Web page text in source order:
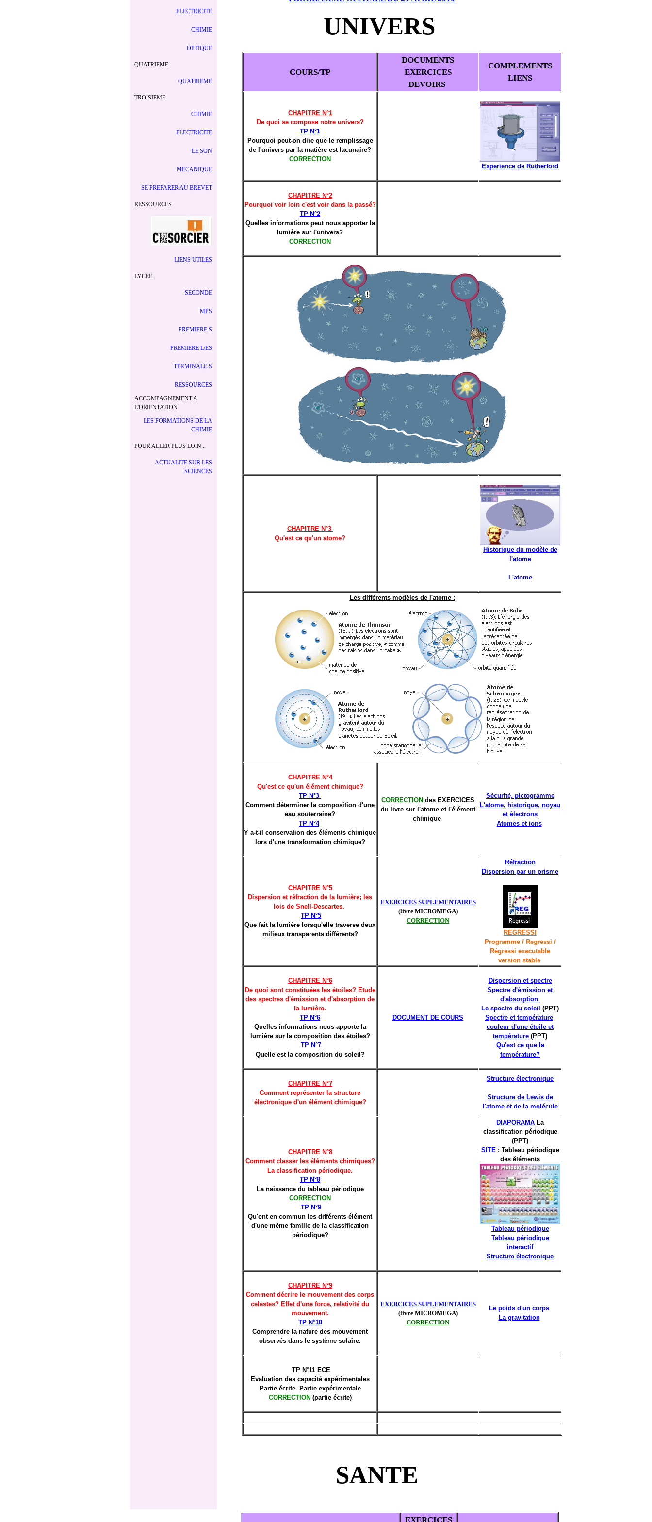
ELECTRICITE
CHIMIE
OPTIQUE
QUATRIEME
QUATRIEME
TROISIEME
CHIMIE
ELECTRICITE
LE SON
MECANIQUE
SE PREPARER AU BREVET
RESSOURCES
LIENS UTILES
LYCEE
SECONDE
MPS
PREMIERE S
PREMIERE L/ES
TERMINALE S
RESSOURCES
ACCOMPAGNEMENT A
L'ORIENTATION
LES FORMATIONS DE LA
CHIMIE
POUR ALLER PLUS LOIN...
ACTUALITE SUR LES
SCIENCES
UNIVERS
COURS/TP
DOCUMENTS
EXERCICES
DEVOIRS
COMPLEMENTS
LIENS
CHAPITRE N°1
De quoi se compose notre univers?
TP N°1
Pourquoi peut-on dire que le remplissage
de l'univers par la matière est lacunaire?
CORRECTION
Experience de Rutherford
CHAPITRE N°2
Pourquoi voir loin c'est voir dans la passé?
TP N°2
Quelles informations peut nous apporter la
lumière sur l'univers?
CORRECTION
CHAPITRE N°3
Qu'est ce qu'un atome?
Historique du modèle de
l'atome
L'atome
Les différents modèles de l'atome :
CHAPITRE N°4
Qu'est ce qu'un élément chimique?
TP N°3
Comment déterminer la composition d'une
eau souterraine?
TP N°4
Y a-t-il conservation des éléments chimique
lors d'une transformation chimique?
CORRECTION des EXERCICES
du livre sur l'atome et l'élément
chimique
Sécurité, pictogramme
L'atome, historique, noyau
et électrons
Atomes et ions
CHAPITRE N°5
Dispersion et réfraction de la lumière; les
lois de Snell-Descartes.
TP N°5
Que fait la lumière lorsqu'elle traverse deux
milieux transparents différents?
EXERCICES SUPLEMENTAIRES
(livre MICROMEGA)
CORRECTION
Réfraction
Dispersion par un prisme
REGRESSI
Programme / Regressi /
Régressi executable
version stable
CHAPITRE N°6
De quoi sont constituées les étoiles? Etude
des spectres d'émission et d'absorption de
la lumière.
TP N°6
Quelles informations nous apporte la
lumière sur la composition des étoiles?
TP N°7
Quelle est la composition du soleil?
DOCUMENT DE COURS
Dispersion et spectre
Spectre d'émission et
d'absorption
Le spectre du soleil (PPT)
Spectre et température
couleur d'une étoile et
température (PPT)
Qu'est ce que la
température?
CHAPITRE N°7
Comment représenter la structure
électronique d'un élément chimique?
Structure électronique
Structure de Lewis de
l'atome et de la molécule
CHAPITRE N°8
Comment classer les éléments chimiques?
La classification périodique.
TP N°8
La naissance du tableau périodique
CORRECTION
TP N°9
Qu'ont en commun les différents élément
d'une même famille de la classification
périodique?
DIAPORAMA La
classification périodique
(PPT)
SITE: Tableau périodique
des éléments
Tableau périodique
Tableau périodique
interactif
Structure électronique
CHAPITRE N°9
Comment décrire le mouvement des corps
celestes? Effet d'une force, relativité du
mouvement.
TP N°10
Comprendre la nature des mouvement
observés dans le système solaire.
EXERCICES SUPLEMENTAIRES
(livre MICROMEGA)
CORRECTION
Le poids d'un corps
La gravitation
TP N°11 ECE
Evaluation des capacité expérimentales
Partie écrite Partie expérimentale
CORRECTION (partie écrite)
SANTE
EXERCICES